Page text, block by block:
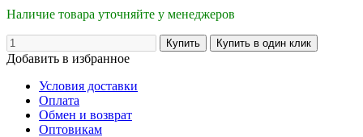
Наличие товара уточняйте у менеджеров
Добавить в избранное
Условия доставки
Оплата
Обмен и возврат
Оптовикам